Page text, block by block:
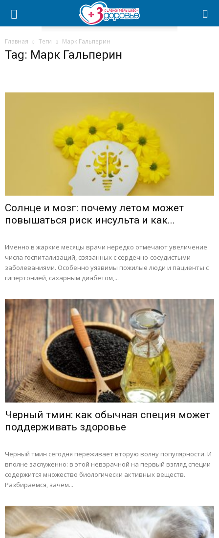
Главная Теги Марк Гальперин
Tag: Марк Гальперин
Солнце и мозг: почему летом может
повышаться риск инсульта и как...
Именно в жаркие месяцы врачи нередко отмечают увеличение
числа госпитализаций, связанных с сердечно-сосудистыми
заболеваниями. Особенно уязвимы пожилые люди и пациенты с
гипертонией, сахарным диабетом,...
Черный тмин: как обычная специя может
поддерживать здоровье
Черный тмин сегодня переживает вторую волну популярности. И
вполне заслуженно: в этой невзрачной на первый взгляд специи
содержится множество биологически активных веществ.
Разбираемся, зачем...